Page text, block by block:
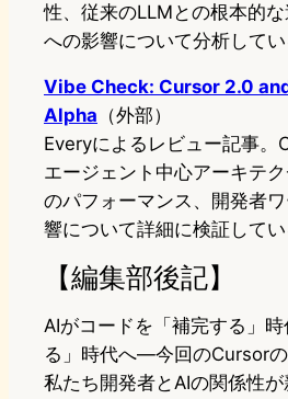
性、従来のLLMとの根本的
への影響について分析してい
Vibe Check: Cursor 2.0
Alpha （外部）
Everyによるレビュー記事。
エージェント中心アーキテ
のパフォーマンス、開発者
響について詳細に検証してい
【編集部後記】
AIがコードを「補完する」
る」時代へ―今回のCursorの
私たち開発者とAIの関係性